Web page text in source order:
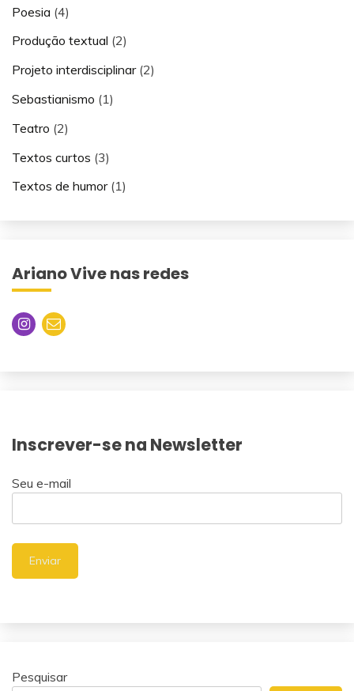
Poesia (4)
Produção textual (2)
Projeto interdisciplinar(2)
Sebastianismo (1)
Teatro (2)
Textos curtos (3)
Textos de humor(1)
Ariano Vive nas redes
Inscrever-se na Newsletter
Seu e-mail
Pesquisar